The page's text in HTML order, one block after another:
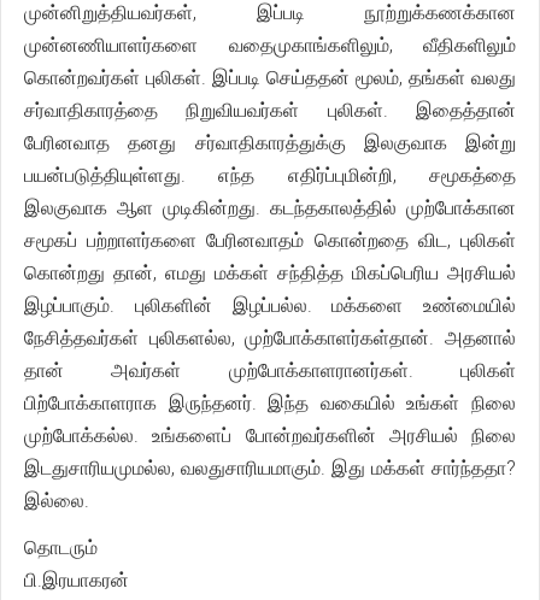
முன்னிறுத்தியவர்கள், இப்படி நூற்றுக்கணக்கான
முன்னணியாளர்களை வதைமுகாங்களிலும், வீதிகளிலும்
கொன்றவர்கள் புலிகள். இப்படி செய்ததன் மூலம், தங்கள் வலது
சர்வாதிகாரத்தை நிறுவியவர்கள் புலிகள். இதைத்தான்
பேரினவாத தனது சர்வாதிகாரத்துக்கு இலகுவாக இன்று
பயன்படுத்தியுள்ளது. எந்த எதிர்ப்புமின்றி, சமூகத்தை
இலகுவாக ஆள முடிகின்றது. கடந்தகாலத்தில் முற்போக்கான
சமூகப் பற்றாளர்களை பேரினவாதம் கொன்றதை விட, புலிகள்
கொன்றது தான், எமது மக்கள் சந்தித்த மிகப்பெரிய அரசியல்
இழப்பாகும். புலிகளின் இழப்பல்ல. மக்களை உண்மையில்
நேசித்தவர்கள் புலிகளல்ல, முற்போக்காளர்கள்தான். அதனால்
தான் அவர்கள் முற்போக்காளரானர்கள். புலிகள்
பிற்போக்காளராக இருந்தனர். இந்த வகையில் உங்கள் நிலை
முற்போக்கல்ல. உங்களைப் போன்றவர்களின் அரசியல் நிலை
இடதுசாரியமுமல்ல, வலதுசாரியமாகும். இது மக்கள் சார்ந்ததா?
இல்லை.
தொடரும்
பி.இரயாகரன்